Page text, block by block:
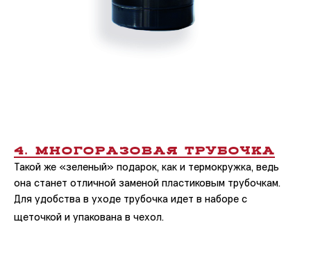
4. МНОГОРАЗОВАЯ ТРУБОЧКА
Такой же «зеленый» подарок, как и термокружка, ведь
она станет отличной заменой пластиковым трубочкам.
Для удобства в уходе трубочка идет в наборе с
щеточкой и упакована в чехол.